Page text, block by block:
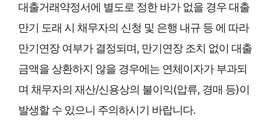
대출거래약정서에 별도로 정한 바가 없을 경우 대출
만기 도래 시 채무자의 신청 및 은행 내규 등 에 따라
만기연장 여부가 결정되며, 만기연장 조치 없이 대출
금액을 상환하지 않을 경우에는 연체이자가 부과되
며 채무자의 재산/신용상의 불이익(압류, 경매 등)이
발생할 수 있으니 주의하시기 바랍니다.